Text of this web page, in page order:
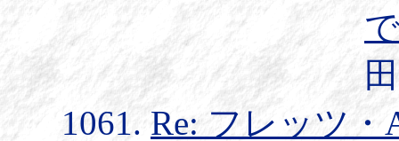
Re: フレッツ